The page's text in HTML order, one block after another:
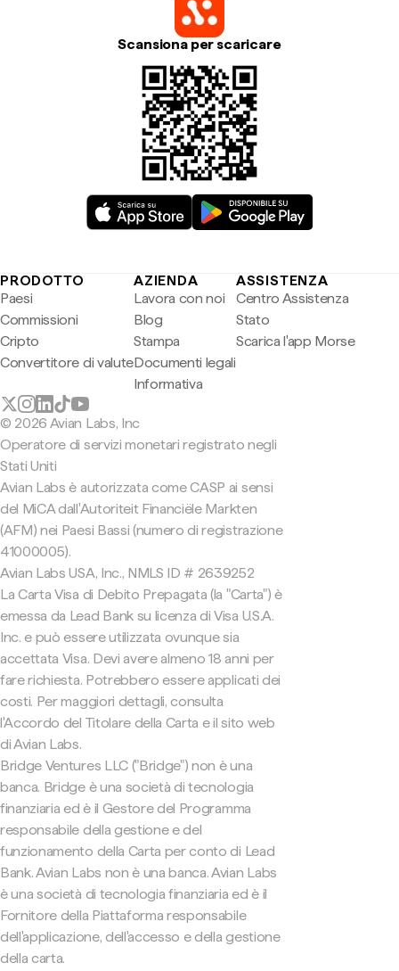
Scansiona per scaricare
PRODOTTO
Paesi
Commissioni
Cripto
Convertitore di valute
AZIENDA
Lavora con noi
Blog
Stampa
Documenti legali
Informativa
ASSISTENZA
Centro Assistenza
Stato
Scarica l'app Morse
© 2026 Avian Labs, Inc
Operatore di servizi monetari registrato negli
Stati Uniti
Avian Labs è autorizzata come CASP ai sensi
del MiCA dall'Autoriteit Financiële Markten
(AFM) nei Paesi Bassi (numero di registrazione
41000005).
Avian Labs USA, Inc., NMLS ID # 2639252
La Carta Visa di Debito Prepagata (la "Carta") è
emessa da Lead Bank su licenza di Visa U.S.A.
Inc. e può essere utilizzata ovunque sia
accettata Visa. Devi avere almeno 18 anni per
fare richiesta. Potrebbero essere applicati dei
costi. Per maggiori dettagli, consulta
l'Accordo del Titolare della Carta e il sito web
di Avian Labs.
Bridge Ventures LLC ("Bridge") non è una
banca. Bridge è una società di tecnologia
finanziaria ed è il Gestore del Programma
responsabile della gestione e del
funzionamento della Carta per conto di Lead
Bank. Avian Labs non è una banca. Avian Labs
è una società di tecnologia finanziaria ed è il
Fornitore della Piattaforma responsabile
dell'applicazione, dell'accesso e della gestione
della carta.